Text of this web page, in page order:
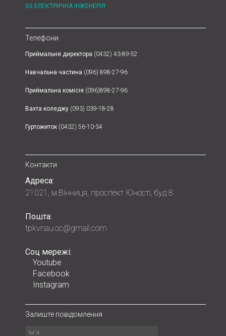
G3 ЕЛЕКТРИЧНА ІНЖЕНЕРІЯ
Телефони
Приймальня директора (0432) 43-89-52
Навчальна частина (096) 898-27-96
Приймальна комісія (096)898-27-96
Вахта коледжу (093) 039-18-28
Гуртожиток (0432) 56-10-34
Контакти
Адреса:
21021, м.Вінниця, проспект Юності, буд 8
Пошта:
tpkvnau.oc@gmail.com
Соц мережі:
Youtube
Facebook
Instagram
Залиште повідомлення